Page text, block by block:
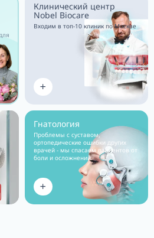
Медицинское
финансирование
лечения в рассрочку
Рассрочка на лечение зубов:
о здоровье сейчас,
Подробнее
Клинический центр
Nobel Biocare
Входим в топ-10 клиник по Москве
Подробнее
Гнатология
Проблемы с суставом,
ортопедические ошибки других
врачей - мы спасаем пациентов от
боли и осложнений.
Подробнее